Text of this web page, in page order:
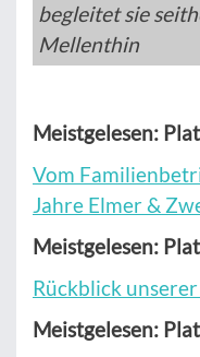
begleitet sie
Mellenthin
Meistgelesen:
Vom
Jahre Elmer &
Meistgelesen:
Rückblick
Meistgelesen: